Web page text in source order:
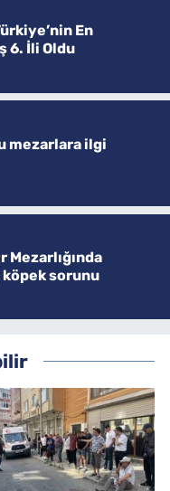
En
6. İli Oldu
mezarlara ilgi
Mezarlığında
köpek sorunu